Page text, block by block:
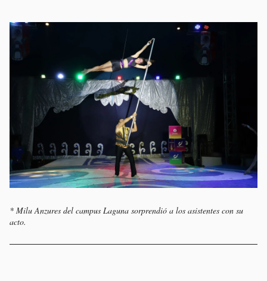
* Milu Anzures del campus Laguna sorprendió a los asistentes con su
acto.